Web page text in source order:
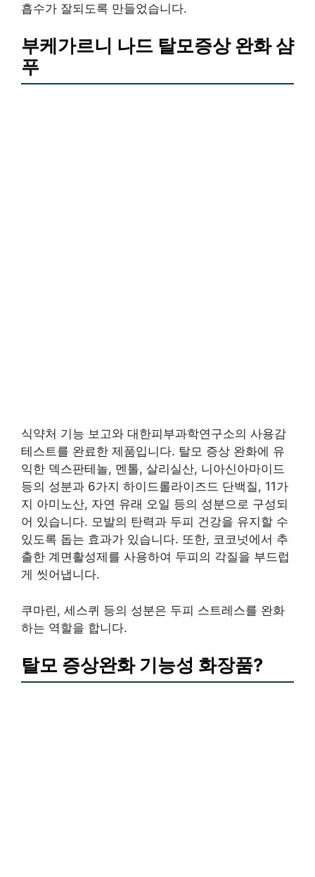
흡수가 잘되도록 만들었습니다.
부케가르니 나드 탈모증상 완화 샴
푸
식약처 기능 보고와 대한피부과학연구소의 사용감
테스트를 완료한 제품입니다. 탈모 증상 완화에 유
익한 덱스판테놀, 멘톨, 살리실산, 니아신아마이드
등의 성분과 6가지 하이드롤라이즈드 단백질, 11가
지 아미노산, 자연 유래 오일 등의 성분으로 구성되
어 있습니다. 모발의 탄력과 두피 건강을 유지할 수
있도록 돕는 효과가 있습니다. 또한, 코코넛에서 추
출한 계면활성제를 사용하여 두피의 각질을 부드럽
게 씻어냅니다.
쿠마린, 세스퀴 등의 성분은 두피 스트레스를 완화
하는 역할을 합니다.
탈모 증상완화 기능성 화장품?